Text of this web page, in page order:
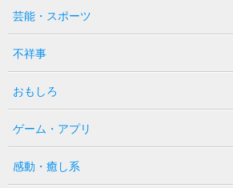
芸能・スポーツ
不祥事
おもしろ
ゲーム・アプリ
感動・癒し系